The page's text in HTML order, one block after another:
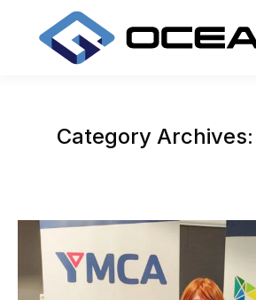
Category Archives: